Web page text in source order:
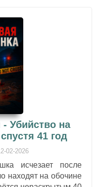
- Убийство на
41 год
02-2026
исчезает после
находят на обочине